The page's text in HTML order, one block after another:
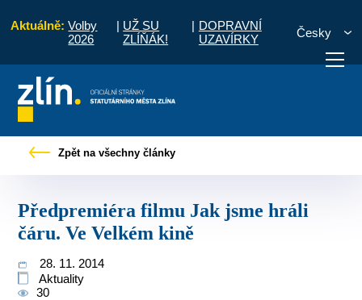
Aktuálně: Volby
2026
| UŽ SU
ZLÍŇÁK!
| DOPRAVNÍ
UZAVÍRKY
Česky
vyřídit Potřebuji zaplatit
Zpět na všechny články
Předpremiéra filmu Jak jsme hráli
čáru. Ve Velkém kině
28. 11. 2014
Aktuality
30